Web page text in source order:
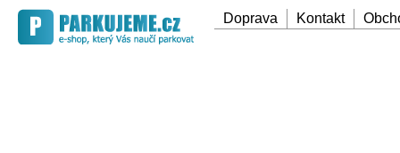
Doprava Kontakt